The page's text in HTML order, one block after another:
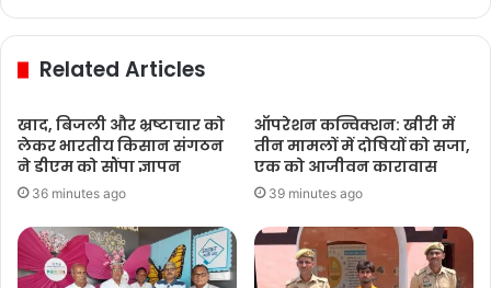
Related Articles
खाद, बिजली और भ्रष्टाचार को
लेकर भारतीय किसान संगठन
ने डीएम को सौंपा ज्ञापन
36 minutes ago
ऑपरेशन कन्विक्शन: खीरी में
तीन मामलों में दोषियों को सजा,
एक को आजीवन कारावास
39 minutes ago